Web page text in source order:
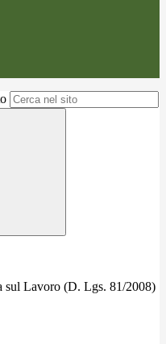
sul Lavoro (D. Lgs. 81/2008)